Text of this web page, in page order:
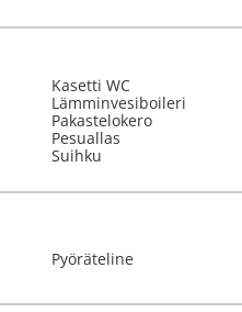
Kasetti WC
Lämminvesiboileri
Pakastelokero
Pesuallas
Suihku
Pyöräteline